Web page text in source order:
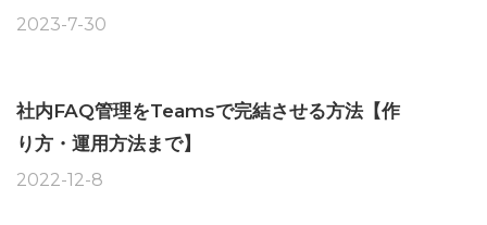
2023-7-30
社内FAQ管理をTeamsで完結させる方法【作
り方・運用方法まで】
2022-12-8